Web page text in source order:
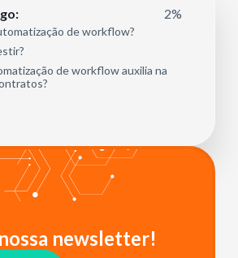
2%
de workflow?
de workflow auxilia na
newsletter!